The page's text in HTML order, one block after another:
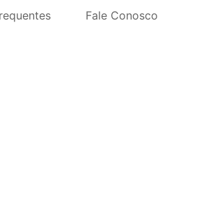
Fale Conosco